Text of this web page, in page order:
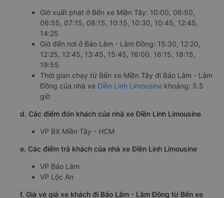
Giờ xuất phát ở Bến xe Miền Tây: 10:00, 06:50,
06:55, 07:15, 08:15, 10:15, 10:30, 10:45, 12:45,
14:25
Giờ đến nơi ở Bảo Lâm - Lâm Đồng: 15:30, 12:20,
12:25, 12:45, 13:45, 15:45, 16:00, 16:15, 18:15,
19:55
Thời gian chạy từ Bến xe Miền Tây đi Bảo Lâm - Lâm
Đồng của nhà xeĐiền Linh Limousine khoảng: 5.5
giờ
d. Các điểm đón khách của nhà xe Điền Linh Limousine
VP BX Miền Tây - HCM
e. Các điểm trả khách của nhà xe Điền Linh Limousine
VP Bảo Lâm
VP Lộc An
f. Giá vé giá xe khách đi Bảo Lâm - Lâm Đồng từ Bến xe